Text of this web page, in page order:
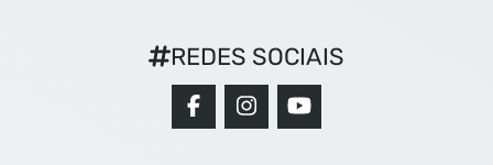
REDES SOCIAIS